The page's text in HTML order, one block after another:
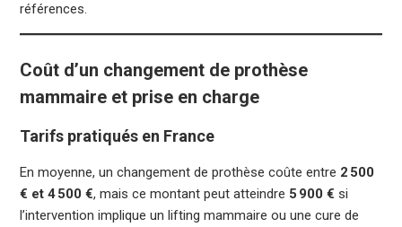
références.
Coût d’un changement de prothèse
mammaire et prise en charge
Tarifs pratiqués en France
En moyenne, un changement de prothèse coûte entre 2 500
€ et 4 500 €, mais ce montant peut atteindre 5 900 € si
l’intervention implique un lifting mammaire ou une cure de